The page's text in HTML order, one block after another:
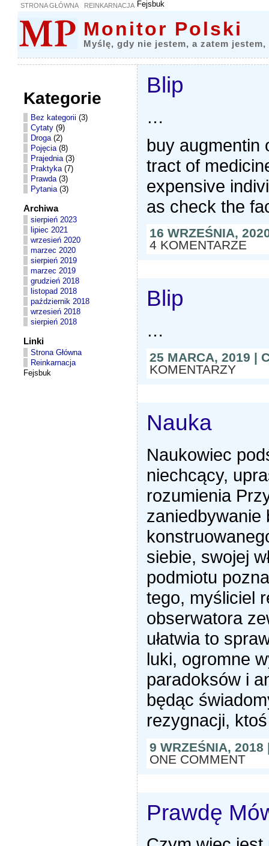
STRONA GŁÓWNA REINKARNACJA Fejsbuk
Monitor Polski
Myślę, gdy nie jestem, a zatem
Kategorie
Bez kategorii (3)
Cytaty (9)
Droga (2)
Pojęcia (8)
Prajednia (3)
Praktyka (7)
Prawda (3)
Pytania (3)
Archiwa
sierpień 2023
lipiec 2021
wrzesień 2020
marzec 2020
sierpień 2019
marzec 2019
grudzień 2018
listopad 2018
październik 2018
wrzesień 2018
sierpień 2018
Linki
Strona Główna
Reinkarnacja
Fejsbuk
Blip
…
buy augmentin
tract of
expensive
as check the
16 WRZEŚNIA,
4 KOMENTARZE
Blip
…
25 MARCA, 2019 |
KOMENTARZY
Nauka
Naukowiec
niechcący,
rozumienia
zaniedbywanie
siebie, swojej
podmiotu
tego, myśliciel
obserwatora
ułatwia to
luki, ogromne
paradoksów i
będąc
rezygnacji,
9 WRZEŚNIA, 2018
ONE COMMENT
Prawdę